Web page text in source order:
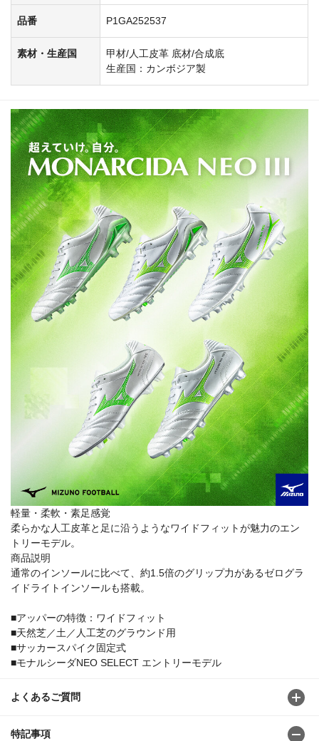
品番 P1GA252537
素材・生産国
甲材/人工皮革 底材/合成底
生産国：カンボジア製
軽量・柔軟・素足感覚
柔らかな人工皮革と足に沿うようなワイドフィットが魅力のエン
トリーモデル。
商品説明
通常のインソールに比べて、約1.5倍のグリップ力があるゼログラ
イドライトインソールも搭載。
■アッパーの特徴：ワイドフィット
■天然芝／土／人工芝のグラウンド用
■サッカースパイク固定式
■モナルシーダNEO SELECT エントリーモデル
よくあるご質問
特記事項